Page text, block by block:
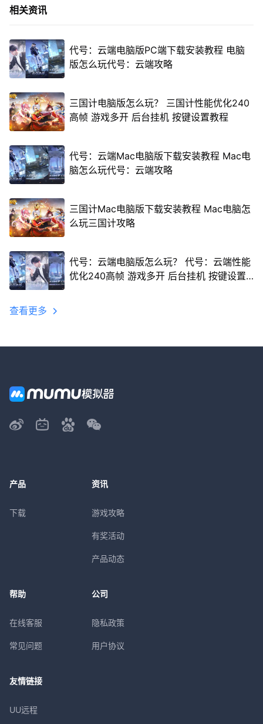
相关资讯
代号：云端电脑版PC端下载安装教程 电脑
版怎么玩代号：云端攻略
三国计电脑版怎么玩？ 三国计性能优化240
高帧 游戏多开 后台挂机 按键设置教程
代号：云端Mac电脑版下载安装教程 Mac电
脑怎么玩代号：云端攻略
三国计Mac电脑版下载安装教程 Mac电脑怎
么玩三国计攻略
代号：云端电脑版怎么玩？ 代号：云端性能
优化240高帧 游戏多开 后台挂机 按键设置
查看更多
产品
下载
资讯
游戏攻略
有奖活动
产品动态
帮助
在线客服
常见问题
公司
隐私政策
用户协议
友情链接
UU远程